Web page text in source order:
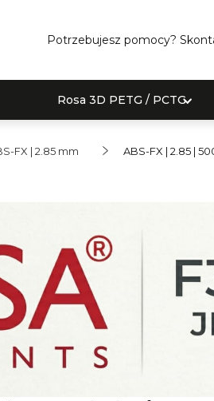
Potrzebujesz pomocy?
Rosa 3D PETG / PCTG
FX | 2.85 mm ABS-FX | 2.85 |